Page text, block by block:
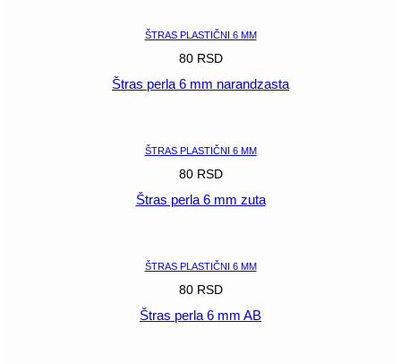
ŠTRAS PLASTIČNI 6 MM
80 RSD
Štras perla 6 mm narandzasta
ŠTRAS PLASTIČNI 6 MM
80 RSD
Štras perla 6 mm zuta
ŠTRAS PLASTIČNI 6 MM
80 RSD
Štras perla 6 mm AB